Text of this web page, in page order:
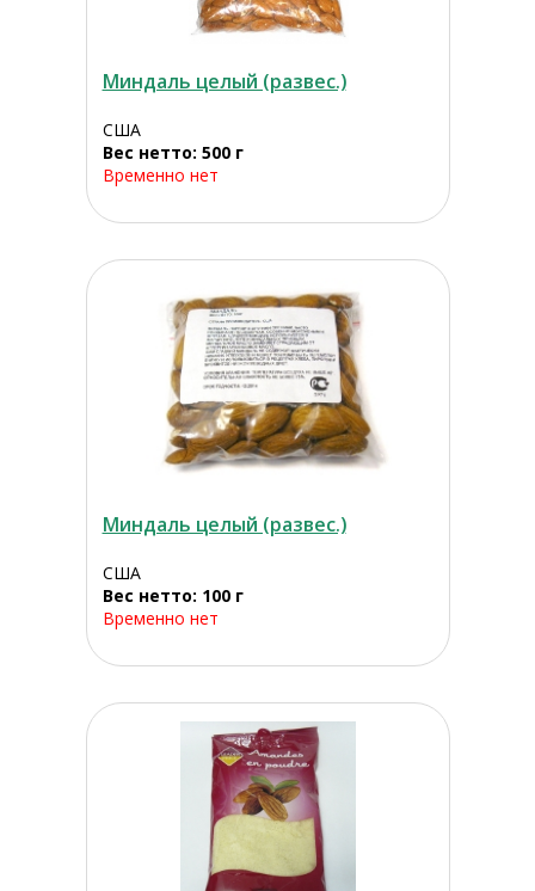
Миндаль целый (развес.)
США
Вес нетто: 500 г
Временно нет
Миндаль целый (развес.)
США
Вес нетто: 100 г
Временно нет